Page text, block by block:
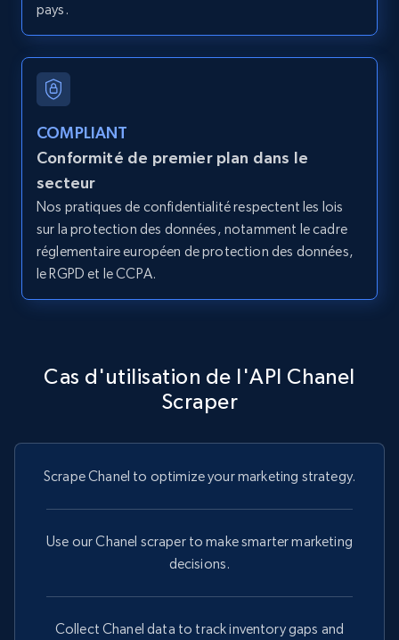
pays.
COMPLIANT
Conformité de premier plan dans le
secteur
Nos pratiques de confidentialité respectent les lois
sur la protection des données, notamment le cadre
réglementaire européen de protection des données,
le RGPD et le CCPA.
Cas d'utilisation de l'API Chanel
Scraper
Scrape Chanel to optimize your marketing strategy.
Use our Chanel scraper to make smarter marketing
decisions.
Collect Chanel data to track inventory gaps and